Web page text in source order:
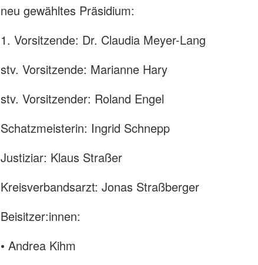
neu gewähltes Präsidium:
1. Vorsitzende: Dr. Claudia Meyer-Lang
stv. Vorsitzende: Marianne Hary
stv. Vorsitzender: Roland Engel
Schatzmeisterin: Ingrid Schnepp
Justiziar: Klaus Straßer
Kreisverbandsarzt: Jonas Straßberger
Beisitzer:innen:
• Andrea Kihm